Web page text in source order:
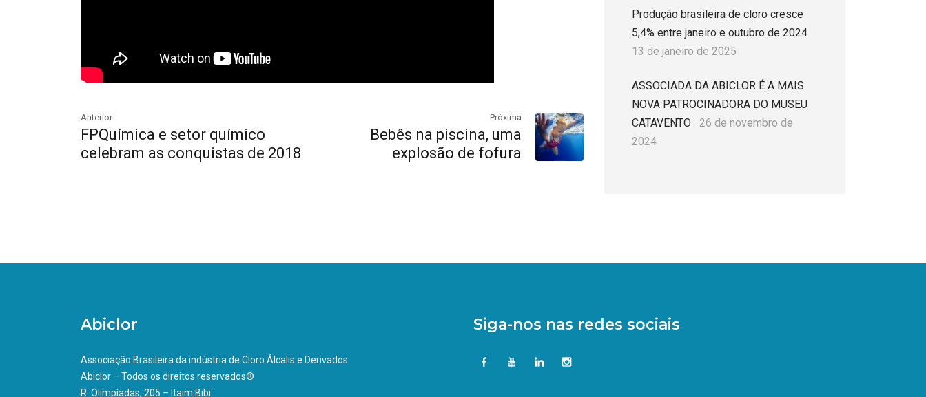
Anterior
FPQuímica e setor químico
celebram as conquistas de 2018
Próxima
Bebês na piscina, uma
explosão de fofura
Produção brasileira de cloro cresce
5,4% entre janeiro e outubro de 2024
13 de janeiro de 2025
ASSOCIADA DA ABICLOR É A MAIS
NOVA PATROCINADORA DO MUSEU
CATAVENTO
26 de novembro de
2024
Abiclor
Associação Brasileira da indústria de Cloro Álcalis e Derivados
Abiclor – Todos os direitos reservados®
R. Olimpíadas, 205 – Itaim Bibi
Siga-nos nas redes sociais